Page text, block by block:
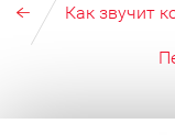
Как звучит